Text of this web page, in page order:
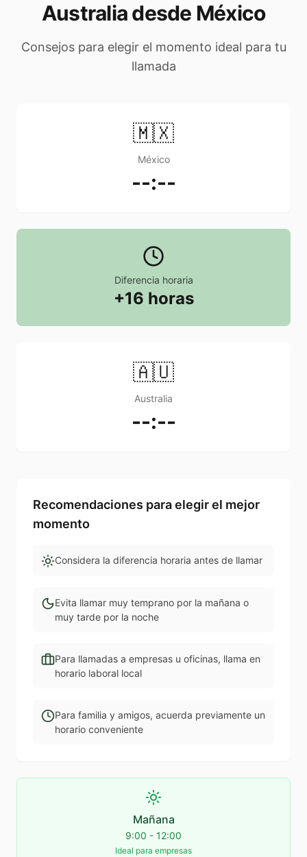
Australia desde México
Consejos para elegir el momento ideal para tu
llamada
🇲🇽
México
--:--
Diferencia horaria
+16 horas
🇦🇺
Australia
--:--
Recomendaciones para elegir el mejor
momento
Considera la diferencia horaria antes de llamar
Evita llamar muy temprano por la mañana o
muy tarde por la noche
Para llamadas a empresas u oficinas, llama en
horario laboral local
Para familia y amigos, acuerda previamente un
horario conveniente
Mañana
9:00 - 12:00
Ideal para empresas